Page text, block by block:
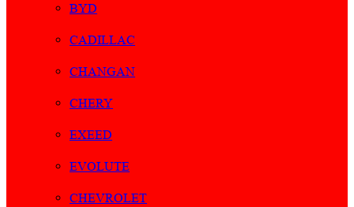
BYD
CADILLAC
CHANGAN
CHERY
EXEED
EVOLUTE
CHEVROLET